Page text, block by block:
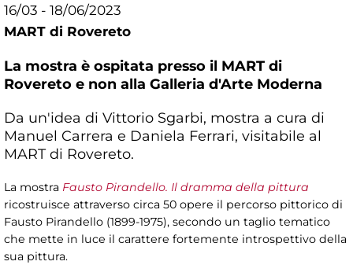
16/03 - 18/06/2023
MART di Rovereto
La mostra è ospitata presso il MART di
Rovereto e non alla Galleria d'Arte Moderna
Da un'idea di Vittorio Sgarbi, mostra a cura di
Manuel Carrera e Daniela Ferrari, visitabile al
MART di Rovereto.
La mostra Fausto Pirandello. Il dramma della pittura
ricostruisce attraverso circa 50 opere il percorso pittorico di
Fausto Pirandello (1899-1975), secondo un taglio tematico
che mette in luce il carattere fortemente introspettivo della
sua pittura.